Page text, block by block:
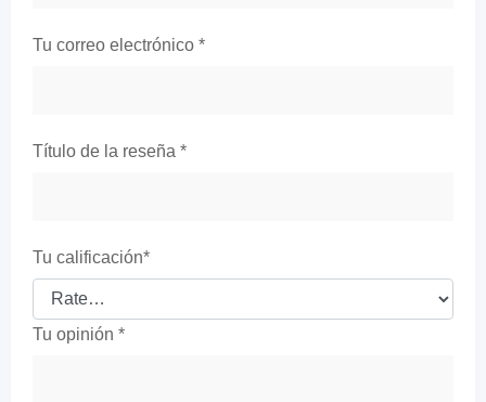
Tu correo electrónico *
Título de la reseña *
Tu calificación*
Tu opinión *